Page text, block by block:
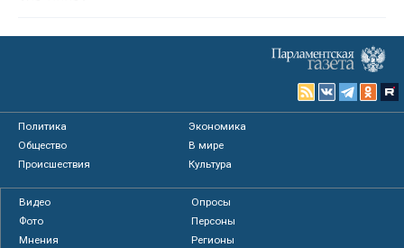
Политика
Экономика
Общество
В мире
Происшествия
Культура
Видео
Опросы
Фото
Персоны
Мнения
Регионы